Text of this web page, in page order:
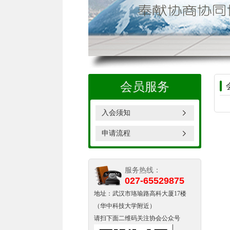
会员服务
入会须知
申请流程
服务热线：
027-65529875
地址：武汉市珞瑜路高科大厦17楼
（华中科技大学附近）
请扫下面二维码关注协会公众号